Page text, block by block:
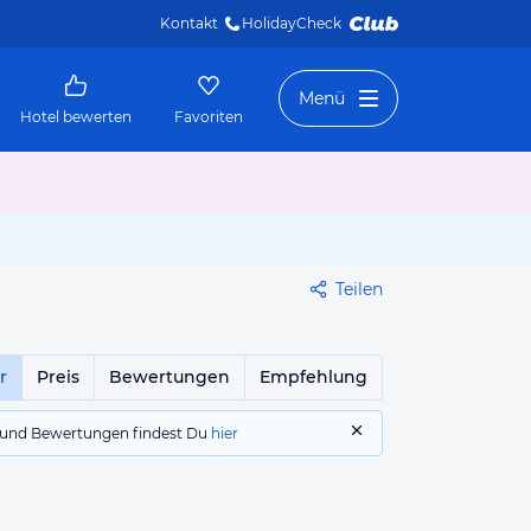
Kontakt HolidayCheck
Hotel bewerten Favoriten
Menü
Teilen
Preis Bewertungen Empfehlung
Bewertungen findest Du hier